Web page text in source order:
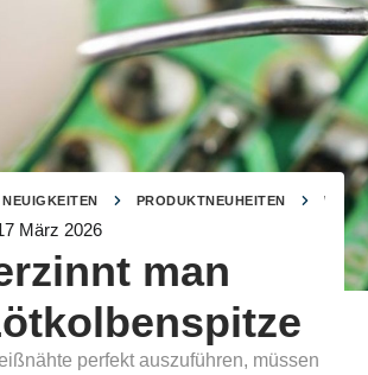
NEUIGKEITEN PRODUKTNEUHEITEN WIE
März 2026
man
perfekt auszuführen, müssen